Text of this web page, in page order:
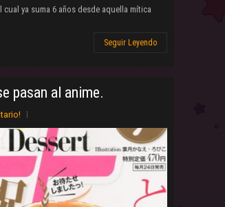
ya suma 6 años desde aquella mítica
Seguir Leyendo
pasan al anime.